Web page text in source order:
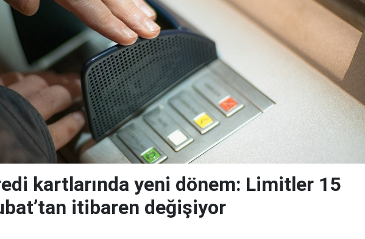
kartlarında yeni dönem: Limitler 15
itibaren değişiyor